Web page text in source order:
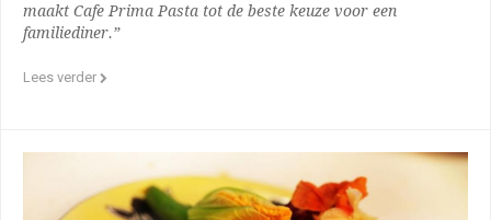
maakt Cafe Prima Pasta tot de beste keuze voor een
familiediner.”
Lees verder